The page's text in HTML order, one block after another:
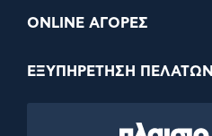
ONLINE ΑΓΟΡΕΣ
ΕΞΥΠΗΡΕΤΗΣΗ ΠΕΛΑΤΩΝ